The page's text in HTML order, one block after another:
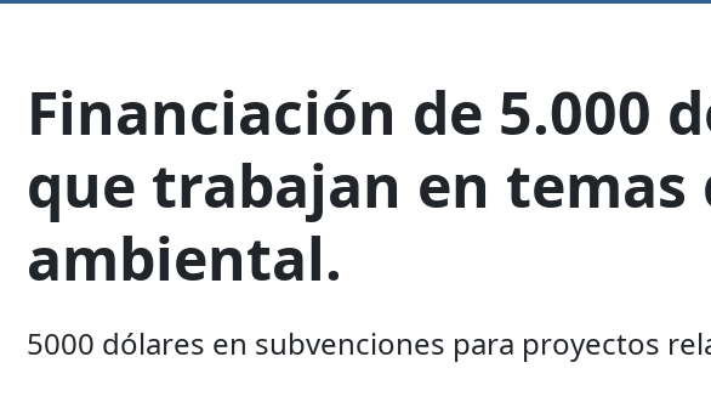
Financiación de 5.000
que trabajan en
ambiental.
5000 dólares en subvenciones para proyectos